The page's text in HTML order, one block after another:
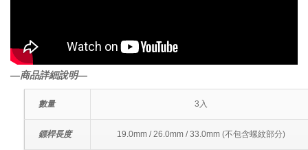
―商品詳細說明―
數量 3入
鏢桿長度 19.0mm / 26.0mm / 33.0mm (不包含螺紋部分)